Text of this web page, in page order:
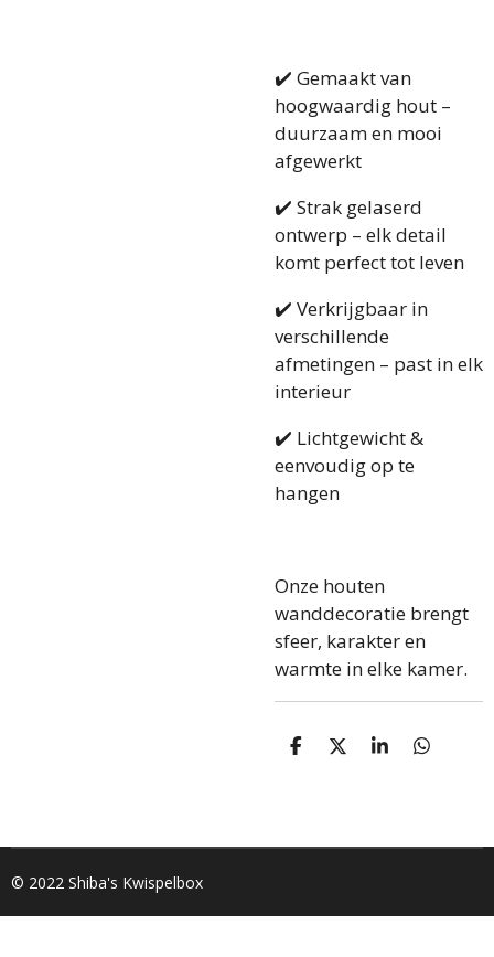
✔️ Gemaakt van
hoogwaardig hout –
duurzaam en mooi
afgewerkt
✔️ Strak gelaserd
ontwerp – elk detail
komt perfect tot leven
✔️ Verkrijgbaar in
verschillende
afmetingen – past in elk
interieur
✔️ Lichtgewicht &
eenvoudig op te
hangen
Onze houten
wanddecoratie brengt
sfeer, karakter en
warmte in elke kamer.
D
D
S
D
© 2022 Shiba's Kwispelbox